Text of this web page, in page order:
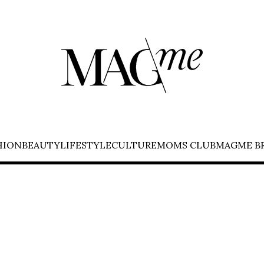
BEAUTYLIFESTYLECULTUREMOMS CLUBMAGME